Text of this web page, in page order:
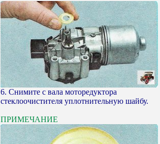
6. Снимите с вала моторедуктора
стеклоочистителя уплотнительную шайбу.
ПРИМЕЧАНИЕ